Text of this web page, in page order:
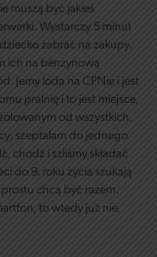
muszą być jakieś
Wystarczy 5 minut
zabrać na zakupy.
ich na benzynową
Jemy loda na CPNie i jest
pralnię i to jest miejsce,
od wszystkich.
szeptałam do jednego
chodź i szliśmy składać
do 9. roku życia szukają
chcą być razem.
to wtedy już nie.